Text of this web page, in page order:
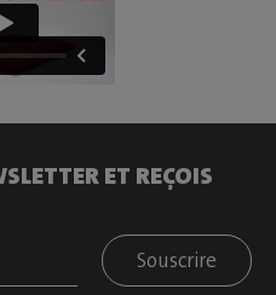
ET REÇOIS
Souscrire